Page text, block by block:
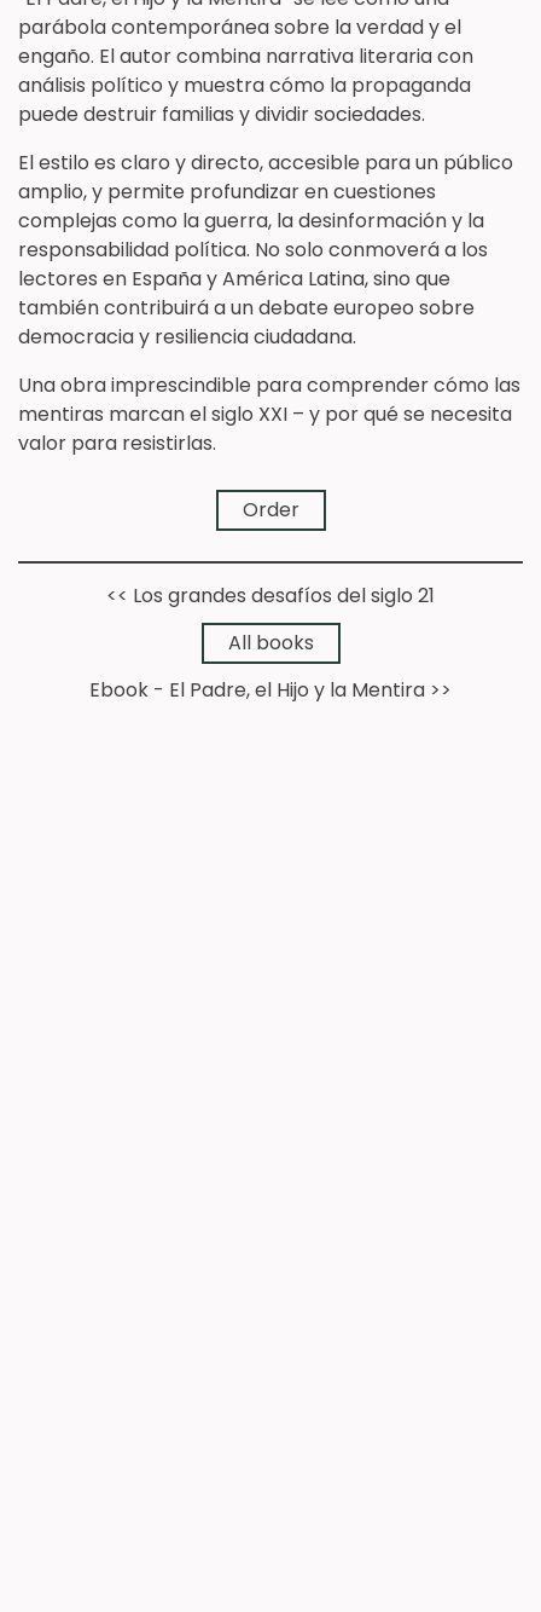
parábola contemporánea sobre la verdad y el
engaño. El autor combina narrativa literaria con
análisis político y muestra cómo la propaganda
puede destruir familias y dividir sociedades.
El estilo es claro y directo, accesible para un público
amplio, y permite profundizar en cuestiones
complejas como la guerra, la desinformación y la
responsabilidad política. No solo conmoverá a los
lectores en España y América Latina, sino que
también contribuirá a un debate europeo sobre
democracia y resiliencia ciudadana.
Una obra imprescindible para comprender cómo las
mentiras marcan el siglo XXI – y por qué se necesita
valor para resistirlas.
Order➔
<< Los grandes desafíos del siglo 21
All books
Ebook - El Padre, el Hijo y la Mentira >>